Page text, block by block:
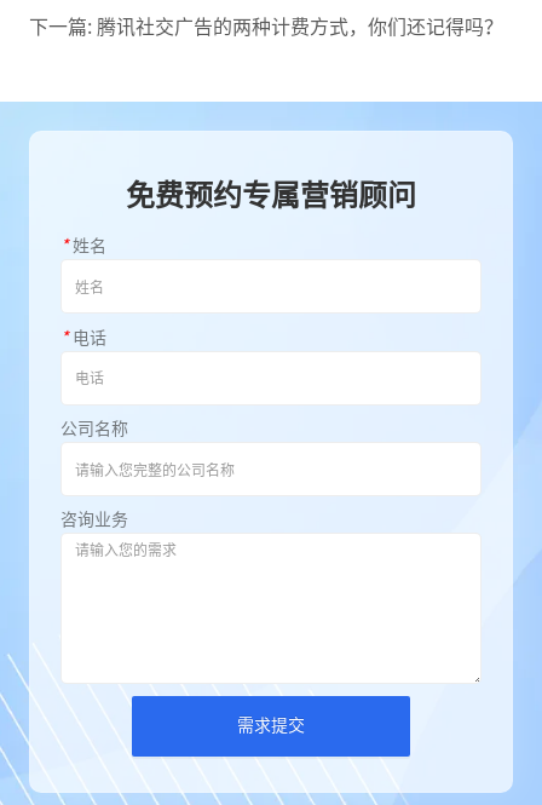
下一篇: 腾讯社交广告的两种计费方式，你们还记得吗？
免费预约专属营销顾问
*姓名
*电话
公司名称
咨询业务
需求提交